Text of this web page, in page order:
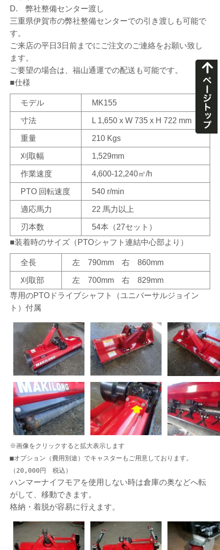
D. 弊社整備センター渡し
三重県伊賀市の弊社整備センターでの引き渡しも可能で
す。
ご来店の平日3日前までにご注文のご連絡をお願い致し
ます。
ご要望の場合は、福山通運での配送も可能です。
■仕様
モデル MK155
寸法 L 1,650 x W 735 x H 722 mm
重量 210 Kgs
刈取幅 1,529mm
作業速度 4,600-12,240㎡/h
PTO 回転速度 540 r/min
適応馬力 22 馬力以上
刃本数
54本（27セット）
■装着時のサイズ（PTOシャフト連結中心部より）
全長 左 790mm 右 860mm
刈取部
左 700mm 右 829mm
専用のPTOドライブシャフト（ユニバーサルジョイン
ト）付属
※画像をクリックすると拡大表示します
■オプション（費用別途）でキャスターもご用意しております。
（20,000円 税込）
ハンマーナイフモアを使用しない時は倉庫の奥などへ転
がして、移動できます。
格納・着脱が容易に行えます。